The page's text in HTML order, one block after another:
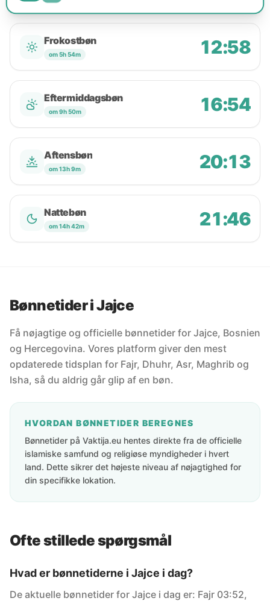
Frokostbøn
om 5h 54m 12:58
Eftermiddagsbøn
om 9h 50m 16:54
Aftensbøn
om 13h 9m 20:13
Nattebøn
om 14h 42m 21:46
Bønnetider i Jajce
Få nøjagtige og officielle bønnetider for Jajce, Bosnien
og Hercegovina. Vores platform giver den mest
opdaterede tidsplan for Fajr, Dhuhr, Asr, Maghrib og
Isha, så du aldrig går glip af en bøn.
HVORDAN BØNNETIDER BEREGNES
Bønnetider på Vaktija.eu hentes direkte fra de officielle
islamiske samfund og religiøse myndigheder i hvert
land. Dette sikrer det højeste niveau af nøjagtighed for
din specifikke lokation.
Ofte stillede spørgsmål
Hvad er bønnetiderne i Jajce i dag?
De aktuelle bønnetider for Jajce i dag er: Fajr 03:52,